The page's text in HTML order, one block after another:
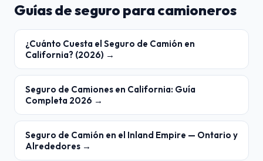
Guías de seguro para camioneros
¿Cuánto Cuesta el Seguro de Camión en
California? (2026) →
Seguro de Camiones en California: Guía
Completa 2026 →
Seguro de Camión en el Inland Empire — Ontario y
Alrededores →